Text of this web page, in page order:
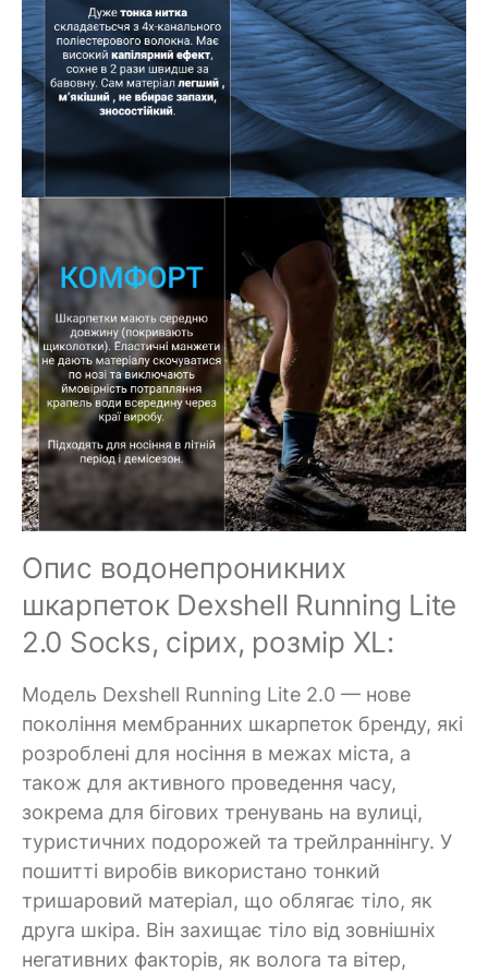
Опис водонепроникних
шкарпеток Dexshell Running Lite
2.0 Socks, сірих, розмір XL:
Модель Dexshell Running Lite 2.0 — нове
покоління мембранних шкарпеток бренду, які
розроблені для носіння в межах міста, а
також для активного проведення часу,
зокрема для бігових тренувань на вулиці,
туристичних подорожей та трейлраннінгу. У
пошитті виробів використано тонкий
тришаровий матеріал, що облягає тіло, як
друга шкіра. Він захищає тіло від зовнішніх
негативних факторів, як волога та вітер,